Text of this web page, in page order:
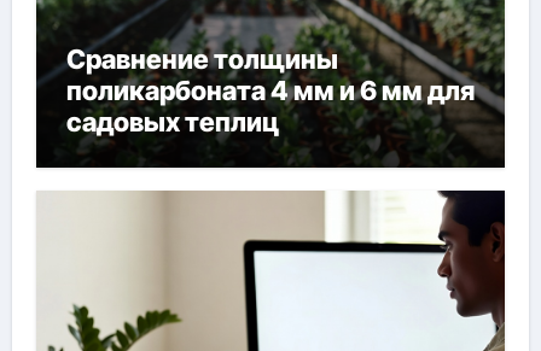
Сравнение толщины
поликарбоната 4 мм и 6 мм для
садовых теплиц